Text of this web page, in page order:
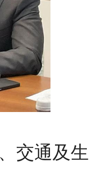
交通及生